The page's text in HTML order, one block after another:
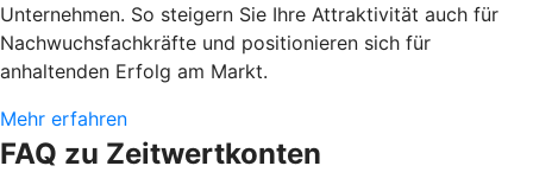
Unternehmen. So steigern Sie Ihre Attraktivität auch für
Nachwuchsfachkräfte und positionieren sich für
anhaltenden Erfolg am Markt.
Mehr erfahren
FAQ zu Zeitwertkonten